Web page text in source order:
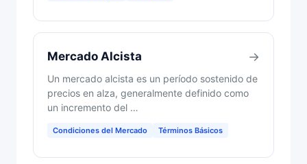
Mercado Alcista
Un mercado alcista es un período sostenido de
precios en alza, generalmente definido como
un incremento del …
Condiciones del Mercado Términos Básicos
→